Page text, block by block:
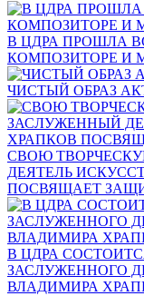
В ЦДРА ПРОШЛА
КОМПОЗИТОРЕ И
ЧИСТЫЙ ОБРАЗ
СВОЮ
ДЕЯТЕЛЬ
ПОСВЯЩАЕТ
В ЦДРА
ЗАСЛУЖЕННОГО
ВЛАДИМИРА